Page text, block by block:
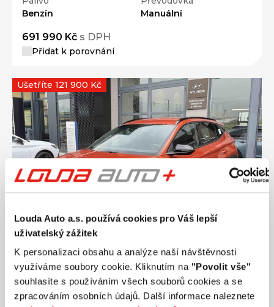
Louda Auto a.s. používá cookies pro Váš lepší
uživatelský zážitek
K personalizaci obsahu a analýze naší návštěvnosti
využíváme soubory cookie. Kliknutím na "Povolit vše"
souhlasíte s používáním všech souborů cookies a se
zpracováním osobních údajů. Další informace naleznete
Benzín
Manuální
691 990 Kč s DPH
Přidat k porovnání
Ročník2026
HYUNDAI TUCSON NX4 GO Czech! 1,6 T-GDI
Ušetříte 121 900 Kč